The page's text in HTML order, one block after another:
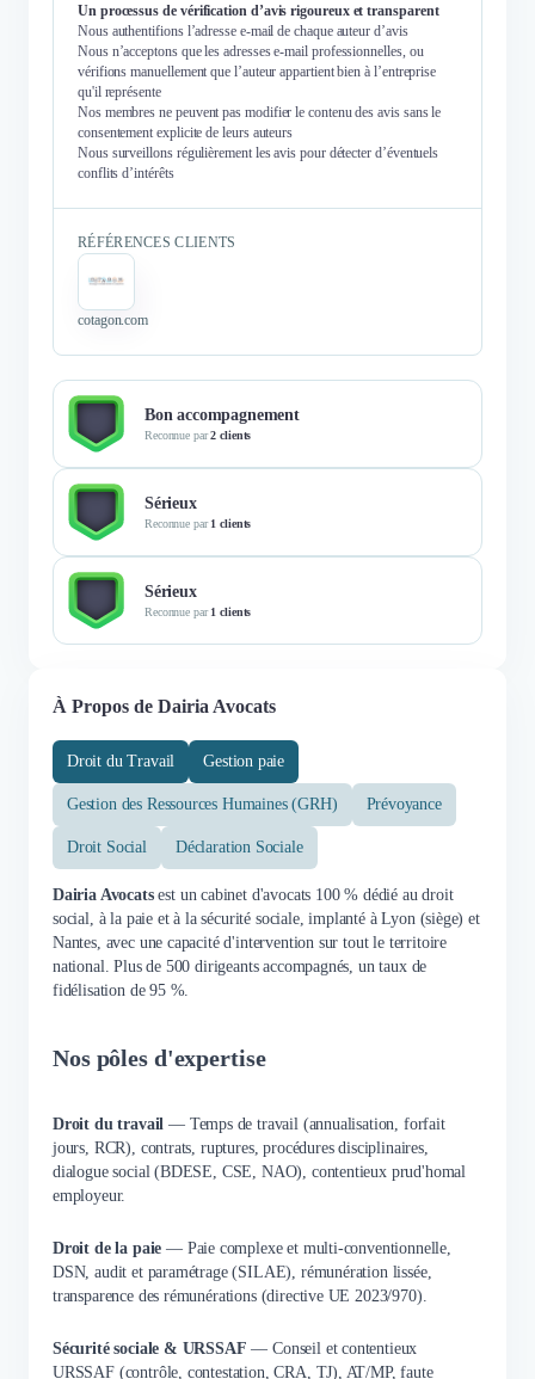
Un processus de vérification d’avis rigoureux et transparent
Nous authentifions l’adresse e-mail de chaque auteur d’avis
Nous n’acceptons que les adresses e-mail professionnelles, ou
vérifions manuellement que l’auteur appartient bien à l’entreprise
qu'il représente
Nos membres ne peuvent pas modifier le contenu des avis sans le
consentement explicite de leurs auteurs
Nous surveillons régulièrement les avis pour détecter d’éventuels
conflits d’intérêts
RÉFÉRENCES CLIENTS
cotagon.com
Bon accompagnement
Reconnue par2 clients
Sérieux
Reconnue par1 clients
Sérieux
Reconnue par1 clients
À Propos de Dairia Avocats
Droit du Travail Gestion paie
Gestion des Ressources Humaines (GRH) Prévoyance
Droit Social Déclaration Sociale
Dairia Avocatsest un cabinet d'avocats 100 % dédié au droit
social, à la paie et à la sécurité sociale, implanté à Lyon (siège) et
Nantes, avec une capacité d'intervention sur tout le territoire
national. Plus de 500 dirigeants accompagnés, un taux de
fidélisation de 95 %.
Nos pôles d'expertise
Droit du travail — Temps de travail (annualisation, forfait
jours, RCR), contrats, ruptures, procédures disciplinaires,
dialogue social (BDESE, CSE, NAO), contentieux prud'homal
employeur.
Droit de la paie — Paie complexe et multi-conventionnelle,
DSN, audit et paramétrage (SILAE), rémunération lissée,
transparence des rémunérations (directive UE 2023/970).
Sécurité sociale & URSSAF — Conseil et contentieux
URSSAF (contrôle, contestation, CRA, TJ), AT/MP, faute